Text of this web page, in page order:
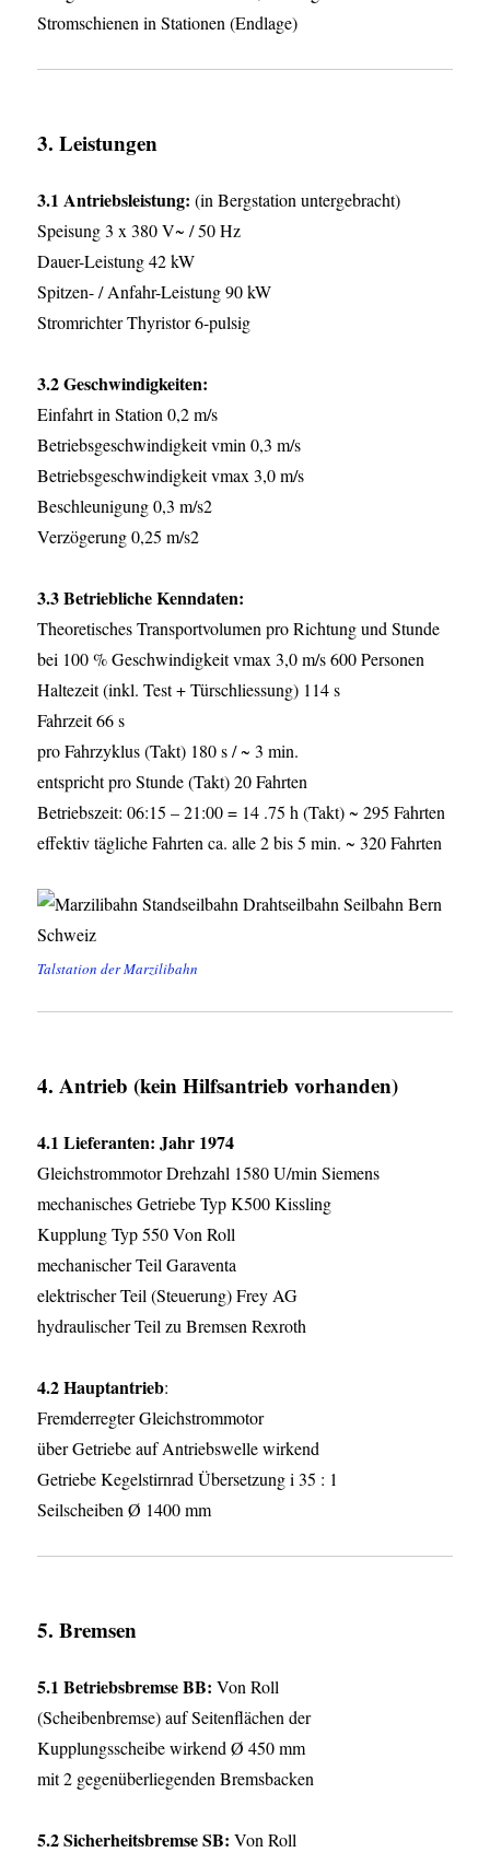
Stromschienen in Stationen (Endlage)
3. Leistungen
3.1 Antriebsleistung: (in Bergstation untergebracht)
Speisung 3 x 380 V~ / 50 Hz
Dauer-Leistung 42 kW
Spitzen- / Anfahr-Leistung 90 kW
Stromrichter Thyristor 6-pulsig
3.2 Geschwindigkeiten:
Einfahrt in Station 0,2 m/s
Betriebsgeschwindigkeit vmin 0,3 m/s
Betriebsgeschwindigkeit vmax 3,0 m/s
Beschleunigung 0,3 m/s2
Verzögerung 0,25 m/s2
3.3 Betriebliche Kenndaten:
Theoretisches Transportvolumen pro Richtung und Stunde
bei 100 % Geschwindigkeit vmax 3,0 m/s 600 Personen
Haltezeit (inkl. Test + Türschliessung) 114 s
Fahrzeit 66 s
pro Fahrzyklus (Takt) 180 s / ~ 3 min.
entspricht pro Stunde (Takt) 20 Fahrten
Betriebszeit: 06:15 – 21:00 = 14 .75 h (Takt) ~ 295 Fahrten
effektiv tägliche Fahrten ca. alle 2 bis 5 min. ~ 320 Fahrten
Talstation der Marzilibahn
4. Antrieb (kein Hilfsantrieb vorhanden)
4.1 Lieferanten: Jahr 1974
Gleichstrommotor Drehzahl 1580 U/min Siemens
mechanisches Getriebe Typ K500 Kissling
Kupplung Typ 550 Von Roll
mechanischer Teil Garaventa
elektrischer Teil (Steuerung) Frey AG
hydraulischer Teil zu Bremsen Rexroth
4.2 Hauptantrieb:
Fremderregter Gleichstrommotor
über Getriebe auf Antriebswelle wirkend
Getriebe Kegelstirnrad Übersetzung i 35 : 1
Seilscheiben Ø 1400 mm
5. Bremsen
5.1 Betriebsbremse BB: Von Roll
(Scheibenbremse) auf Seitenflächen der
Kupplungsscheibe wirkend Ø 450 mm
mit 2 gegenüberliegenden Bremsbacken
5.2 Sicherheitsbremse SB: Von Roll